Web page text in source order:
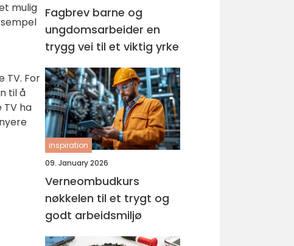
mulig
TV. For
til å
ha
Fagbrev barne og
ungdomsarbeider en
trygg vei til et viktig yrke
inspiration
09. January 2026
Verneombudkurs
nøkkelen til et trygt og
godt arbeidsmiljø